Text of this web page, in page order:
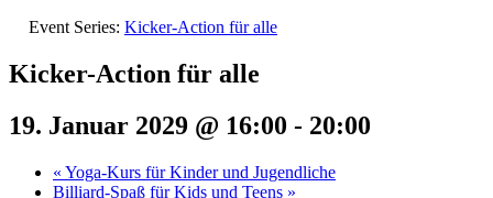
Event Series: Kicker-Action für alle
Kicker-Action für alle
19. Januar 2029 @ 16:00 - 20:00
« Yoga-Kurs für Kinder und Jugendliche
Billiard-Spaß für Kids und Teens »